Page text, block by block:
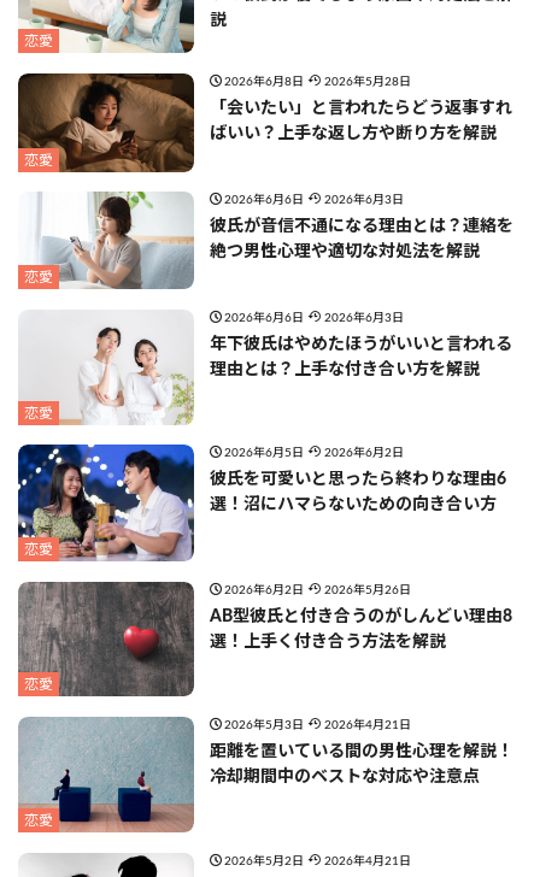
恋愛
説
恋愛
2026年6月8日 2026年5月28日
「会いたい」と言われたらどう返事すれ
ばいい？上手な返し方や断り方を解説
恋愛
2026年6月6日 2026年6月3日
彼氏が音信不通になる理由とは？連絡を
絶つ男性心理や適切な対処法を解説
恋愛
2026年6月6日 2026年6月3日
年下彼氏はやめたほうがいいと言われる
理由とは？上手な付き合い方を解説
恋愛
2026年6月5日 2026年6月2日
彼氏を可愛いと思ったら終わりな理由6
選！沼にハマらないための向き合い方
恋愛
2026年6月2日 2026年5月26日
AB型彼氏と付き合うのがしんどい理由8
選！上手く付き合う方法を解説
恋愛
2026年5月3日 2026年4月21日
距離を置いている間の男性心理を解説！
冷却期間中のベストな対応や注意点
2026年5月2日 2026年4月21日